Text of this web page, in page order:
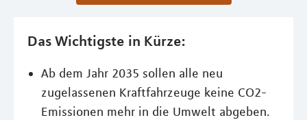
Das Wichtigste in Kürze:
Ab dem Jahr 2035 sollen alle neu
zugelassenen Kraftfahrzeuge keine CO2-
Emissionen mehr in die Umwelt abgeben.